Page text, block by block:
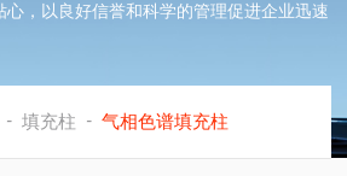
，以良好信誉和科学的管理促进企业迅速
- 填充柱 - 气相色谱填充柱